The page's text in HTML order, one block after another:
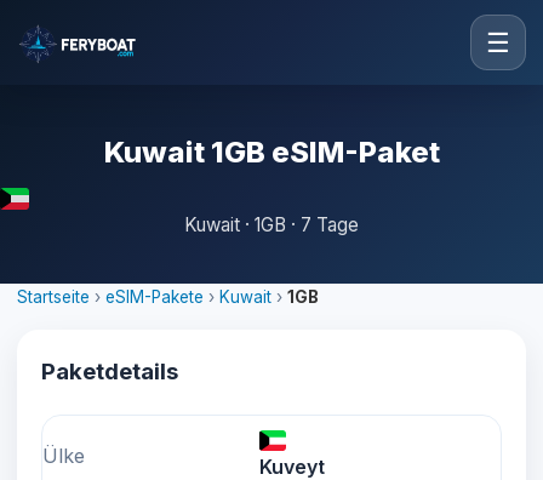
☰
Kuwait 1GB eSIM-Paket
Kuwait · 1GB · 7 Tage
Startseite › eSIM-Pakete › Kuwait › 1GB
Paketdetails
Ülke Kuveyt